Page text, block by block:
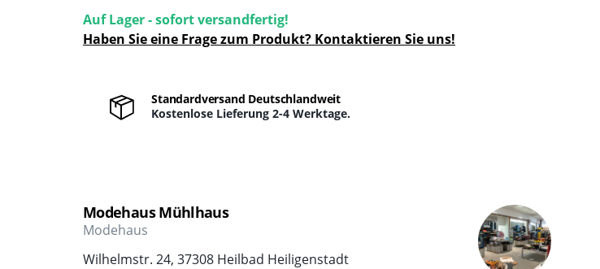
Auf Lager - sofort versandfertig!
Haben Sie eine Frage zum Produkt? Kontaktieren Sie uns!
Standardversand Deutschlandweit
Kostenlose Lieferung 2-4 Werktage.
Modehaus Mühlhaus
Modehaus
Wilhelmstr. 24, 37308 Heilbad Heiligenstadt